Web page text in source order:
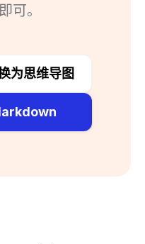
可。
为思维导图